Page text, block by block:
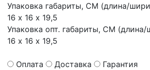
Упаковка габариты, СМ (длина/
16 х 16 х 19,5
Упаковка опт. габариты, СМ
16 х 16 х 19,5
Оплата Доставка Гарантия